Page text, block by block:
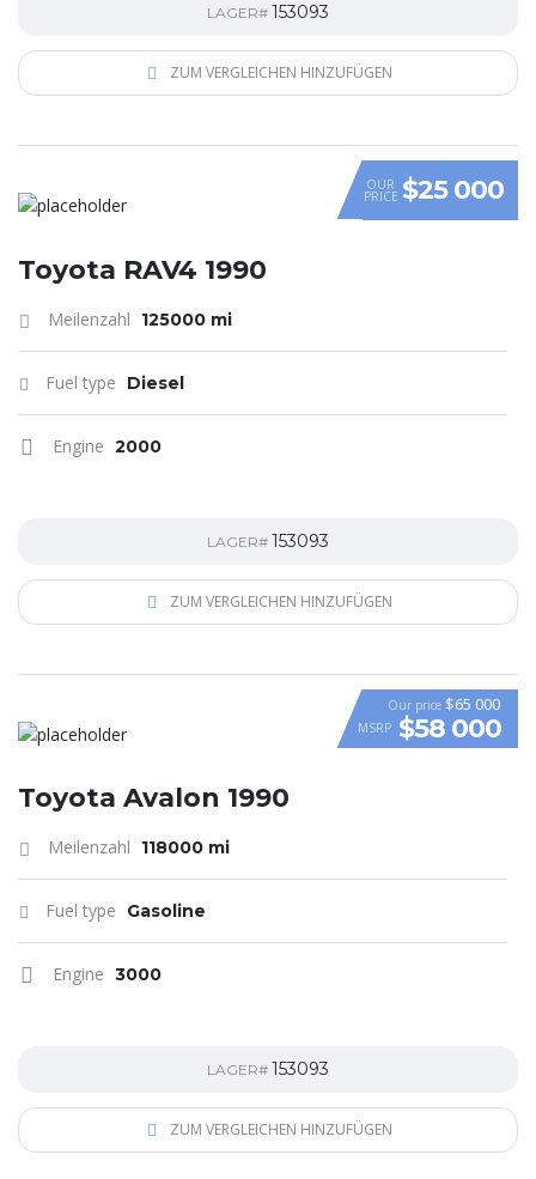
LAGER# 153093
ZUM VERGLEICHEN HINZUFÜGEN
OUR
PRICE $25 000
Toyota RAV4 1990
Meilenzahl 125000 mi
Fuel type Diesel
Engine 2000
LAGER# 153093
ZUM VERGLEICHEN HINZUFÜGEN
VIDEO
Our price $65 000
MSRP $58 000
Toyota Avalon 1990
Meilenzahl 118000 mi
Fuel type Gasoline
Engine 3000
LAGER# 153093
ZUM VERGLEICHEN HINZUFÜGEN